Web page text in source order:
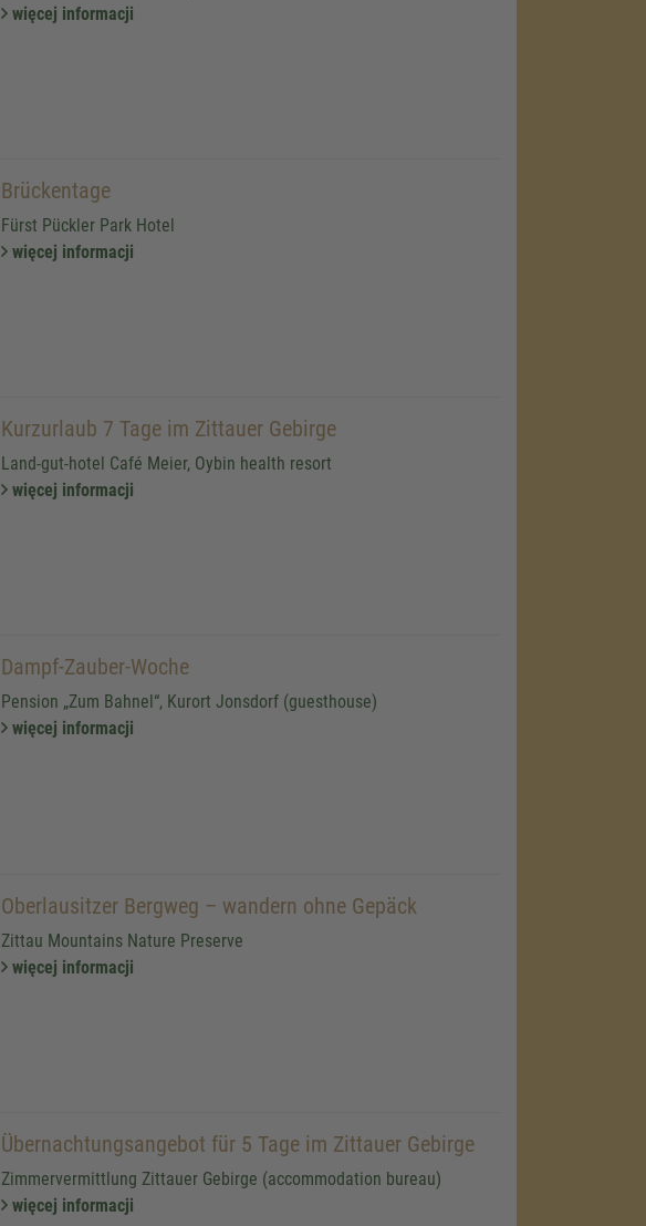
więcej informacji
Brückentage
Fürst Pückler Park Hotel
więcej informacji
Kurzurlaub 7 Tage im Zittauer Gebirge
Land-gut-hotel Café Meier, Oybin health resort
więcej informacji
Dampf-Zauber-Woche
Pension „Zum Bahnel“, Kurort Jonsdorf (guesthouse)
więcej informacji
Oberlausitzer Bergweg – wandern ohne Gepäck
Zittau Mountains Nature Preserve
więcej informacji
Übernachtungsangebot für 5 Tage im Zittauer Gebirge
Zimmervermittlung Zittauer Gebirge (accommodation bureau)
więcej informacji